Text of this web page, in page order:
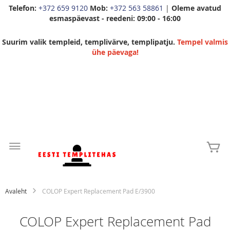
Telefon: +372 659 9120 Mob: +372 563 58861 | Oleme avatud
esmaspäevast - reedeni: 09:00 - 16:00
Suurim valik templeid, templivärve, templipatju. Tempel valmis
ühe päevaga!
Content
Avaleht COLOP Expert Replacement Pad E/3900
COLOP Expert Replacement Pad